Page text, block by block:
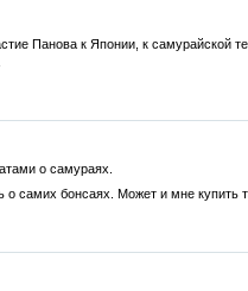
Панова к Японии, к
о самураях.
самих бонсаях. Может и мне купить